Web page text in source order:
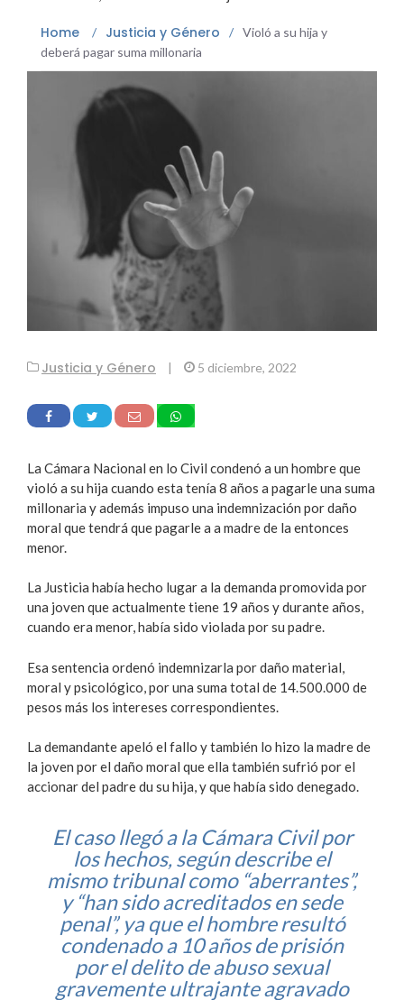
Home / Justicia y Género / Violó a su hija y
deberá pagar suma millonaria
Justicia y Género | 5 diciembre, 2022
La Cámara Nacional en lo Civil condenó a un hombre que
violó a su hija cuando esta tenía 8 años a pagarle una suma
millonaria y además impuso una indemnización por daño
moral que tendrá que pagarle a a madre de la entonces
menor.
La Justicia había hecho lugar a la demanda promovida por
una joven que actualmente tiene 19 años y durante años,
cuando era menor, había sido violada por su padre.
Esa sentencia ordenó indemnizarla por daño material,
moral y psicológico, por una suma total de 14.500.000 de
pesos más los intereses correspondientes.
La demandante apeló el fallo y también lo hizo la madre de
la joven por el daño moral que ella también sufrió por el
accionar del padre du su hija, y que había sido denegado.
El caso llegó a la Cámara Civil por
los hechos, según describe el
mismo tribunal como “aberrantes”,
y “han sido acreditados en sede
penal”, ya que el hombre resultó
condenado a 10 años de prisión
por el delito de abuso sexual
gravemente ultrajante agravado